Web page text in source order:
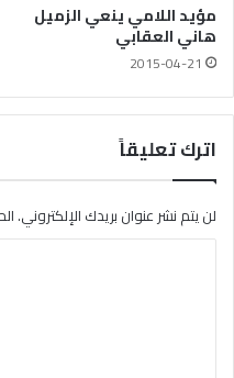
مؤيد اللامي ينعي الزميل
هاني العقابي
2015-04-21
اترك تعليقاً
لن يتم نشر عنوان بريدك الإلكتروني.